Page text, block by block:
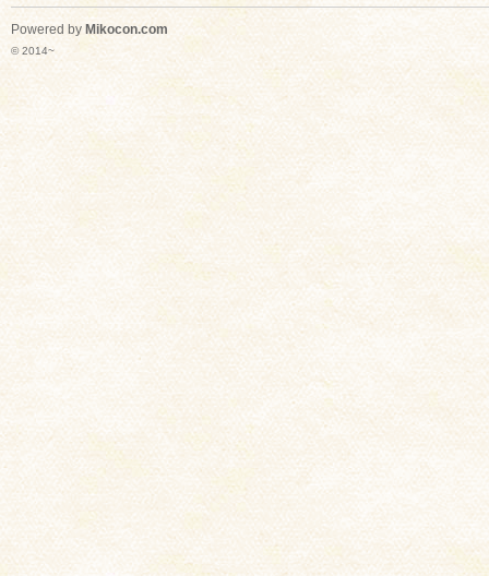
Powered by Mikocon.com
© 2014~